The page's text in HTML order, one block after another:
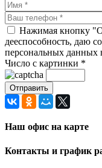
Нажимая кнопку
дееспособность, даю
персональных данных
Число с картинки *
Наш офис на карте
Контакты и график